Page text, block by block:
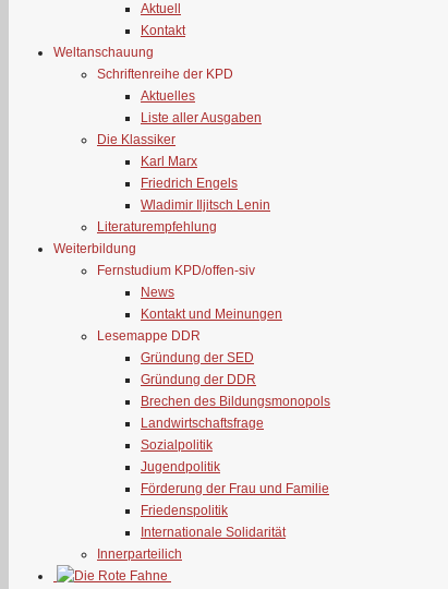
Aktuell
Kontakt
Weltanschauung
Schriftenreihe der KPD
Aktuelles
Liste aller Ausgaben
Die Klassiker
Karl Marx
Friedrich Engels
Wladimir Iljitsch Lenin
Literaturempfehlung
Weiterbildung
Fernstudium KPD/offen-siv
News
Kontakt und Meinungen
Lesemappe DDR
Gründung der SED
Gründung der DDR
Brechen des Bildungsmonopols
Landwirtschaftsfrage
Sozialpolitik
Jugendpolitik
Förderung der Frau und Familie
Friedenspolitik
Internationale Solidarität
Innerparteilich